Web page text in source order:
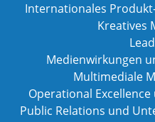
Internationales
Kreatives
Medienwirkungen
Multimediale
Operational
Public Relations und